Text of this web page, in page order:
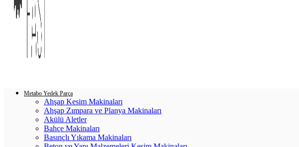
Metabo Yedek Parça
Ahşap Kesim Makinaları
Ahşap Zımpara ve Planya Makinaları
Akülü Aletler
Bahçe Makinaları
Basınçlı Yıkama Makinaları